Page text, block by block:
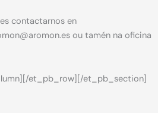
contactarnos en
ou tamén na oficina
et_pb_row][/et_pb_section]